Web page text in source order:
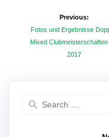
Previous:
Previous
post:
Fotos und Ergebnisse
Mixed Clubmeisterschaften
2017